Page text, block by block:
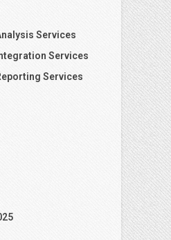
Services
Services
Services